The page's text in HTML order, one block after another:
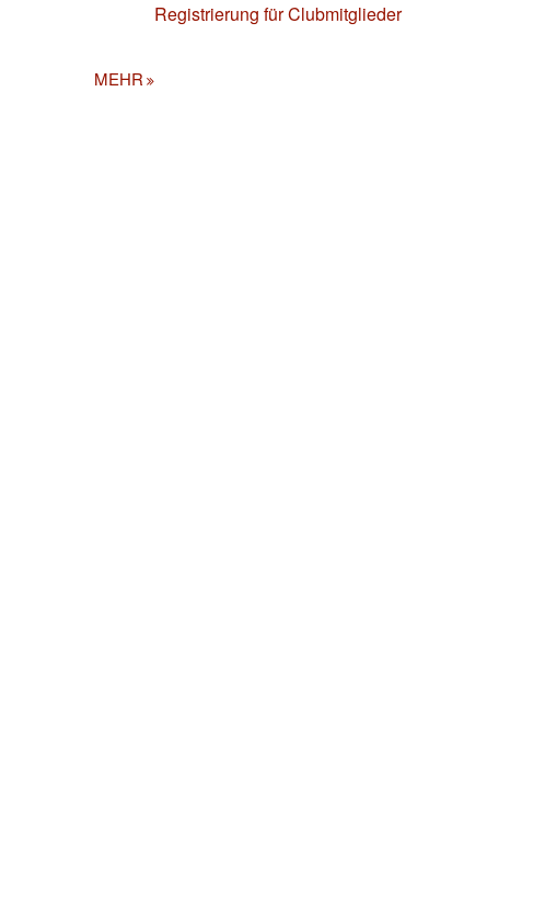
Registrierung für Clubmitglieder
MEHR